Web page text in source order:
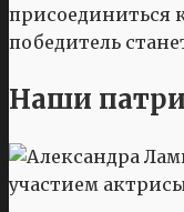
присоединиться
победитель
Наши